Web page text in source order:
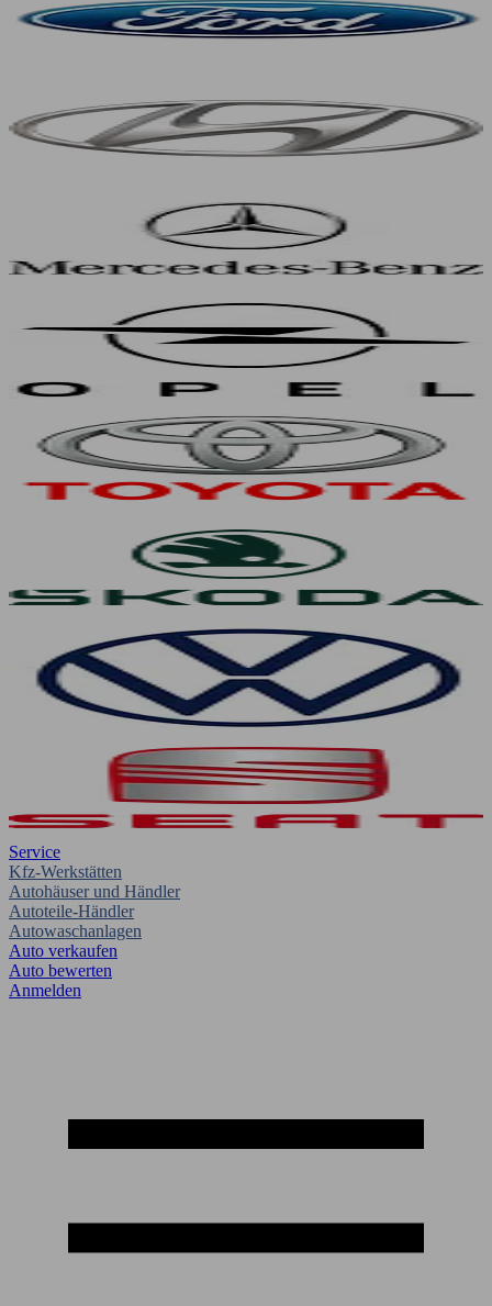
Service
Kfz-Werkstätten
Autohäuser und Händler
Autoteile-Händler
Autowaschanlagen
Auto verkaufen
Auto bewerten
Anmelden